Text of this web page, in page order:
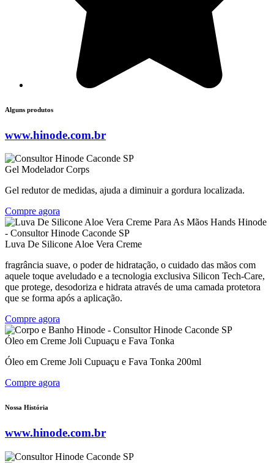
Alguns produtos
www.hinode.com.br
Gel Modelador Corps
Gel redutor de medidas, ajuda a diminuir a gordura localizada.
Compre agora
Luva De Silicone Aloe Vera Creme
fragrância suave, o poder de hidratação, o cuidado das mãos com
aquele toque aveludado e a tecnologia exclusiva Silicon Tech-Care,
que protege, desodoriza e hidrata através de uma camada protetora
que se forma após a aplicação.
Compre agora
Óleo em Creme Joli Cupuaçu e Fava Tonka
Óleo em Creme Joli Cupuaçu e Fava Tonka 200ml
Compre agora
Nossa História
www.hinode.com.br